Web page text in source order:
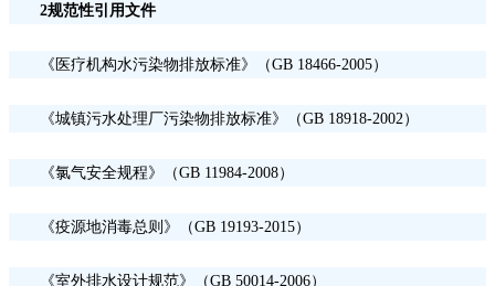
2规范性引用文件
《医疗机构水污染物排放标准》（GB 18466-2005）
《城镇污水处理厂污染物排放标准》（GB 18918-2002）
《氯气安全规程》（GB 11984-2008）
《疫源地消毒总则》（GB 19193-2015）
《室外排水设计规范》（GB 50014-2006）